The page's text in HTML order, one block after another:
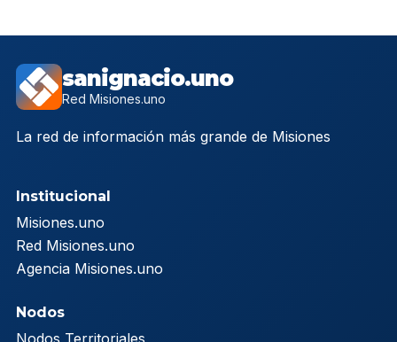
sanignacio.uno
Red Misiones.uno
La red de información más grande de Misiones
Institucional
Misiones.uno
Red Misiones.uno
Agencia Misiones.uno
Nodos
Nodos Territoriales